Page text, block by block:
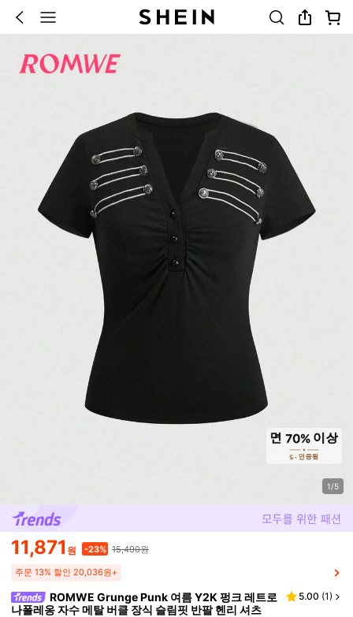
1/5
11,871 원 -23% 15,490원
주문 13% 할인 20,036원+
ROMWE Grunge Punk 여름 Y2K 펑크 레트로
나폴레옹 자수 메탈 버클 장식 슬림핏 반팔 헨리 셔츠
5.00 (1)